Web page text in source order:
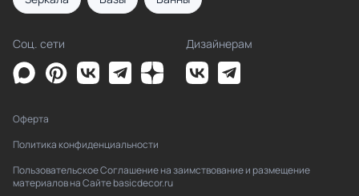
Соц. сети Дизайнерам
Оферта
Политика конфиденциальности
Пользовательское Соглашение на заимствование и размещение
материалов на Сайте basicdecor.ru